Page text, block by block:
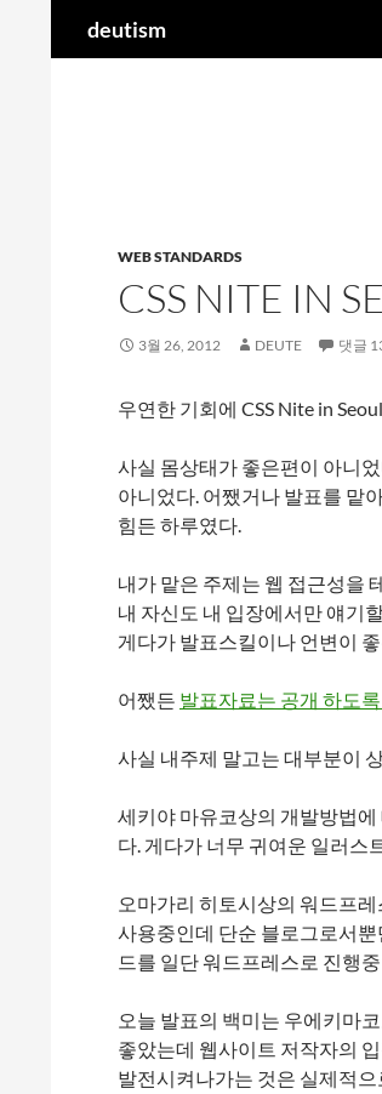
deutism
WEB STANDARDS
CSS NITE IN
3월 26, 2012 DEUTE 댓글
우연한 기회에 CSS Nite in
사실 몸상태가 좋은편이 아니
아니었다. 어쨌거나 발표를 맡
힘든 하루였다.
내가 맡은 주제는 웹 접근성을
내 자신도 내 입장에서만 얘기
게다가 발표스킬이나 언변이
어쨌든 발표자료는 공개 하도
사실 내주제 말고는 대부분이
세키야 마유코상의 개발방법
다. 게다가 너무 귀여운 일러스
오마가리 히토시상의 워드프
사용중인데 단순 블로그로서
드를 일단 워드프레스로 진행
오늘 발표의 백미는 우에키마
좋았는데 웹사이트 저작자의
발전시켜나가는 것은 실제적